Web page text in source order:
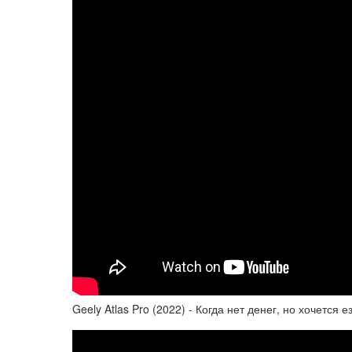
Geely Atlas Pro (2022) - Когда нет денег, но хочется